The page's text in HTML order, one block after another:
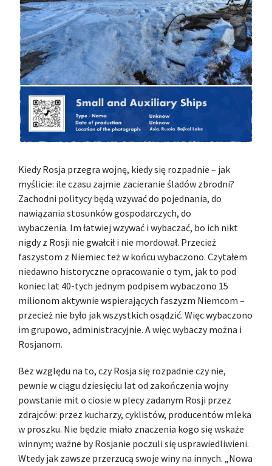
Kiedy Rosja przegra wojnę, kiedy się rozpadnie – jak
myślicie: ile czasu zajmie zacieranie śladów zbrodni?
Zachodni politycy będą wzywać do pojednania, do
nawiązania stosunków gospodarczych, do
wybaczenia. Im łatwiej wzywać i wybaczać, bo ich nikt
nigdy z Rosji nie gwałcił i nie mordował. Przecież
faszystom z Niemiec też w końcu wybaczono. Czytałem
niedawno historyczne opracowanie o tym, jak to pod
koniec lat 40-tych jednym podpisem wybaczono 15
milionom aktywnie wspierających faszyzm Niemcom –
przecież nie było jak wszystkich osądzić. Więc wybaczono
im grupowo, administracyjnie. A więc wybaczy można i
Rosjanom.
Bez względu na to, czy Rosja się rozpadnie czy nie,
pewnie w ciągu dziesięciu lat od zakończenia wojny
powstanie mit o ciosie w plecy zadanym Rosji przez
zdrajców: przez kucharzy, cyklistów, producentów mleka
w proszku. Nie będzie miało znaczenia kogo się wskaże
winnym; ważne by Rosjanie poczuli się usprawiedliwieni.
Wtedy jak zawsze przerzucą swoje winy na innych. „Nowa